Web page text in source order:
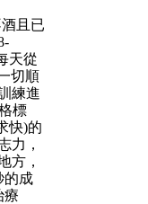
且已
天從
切順
練進
標
快)的
力，
方，
的成
療